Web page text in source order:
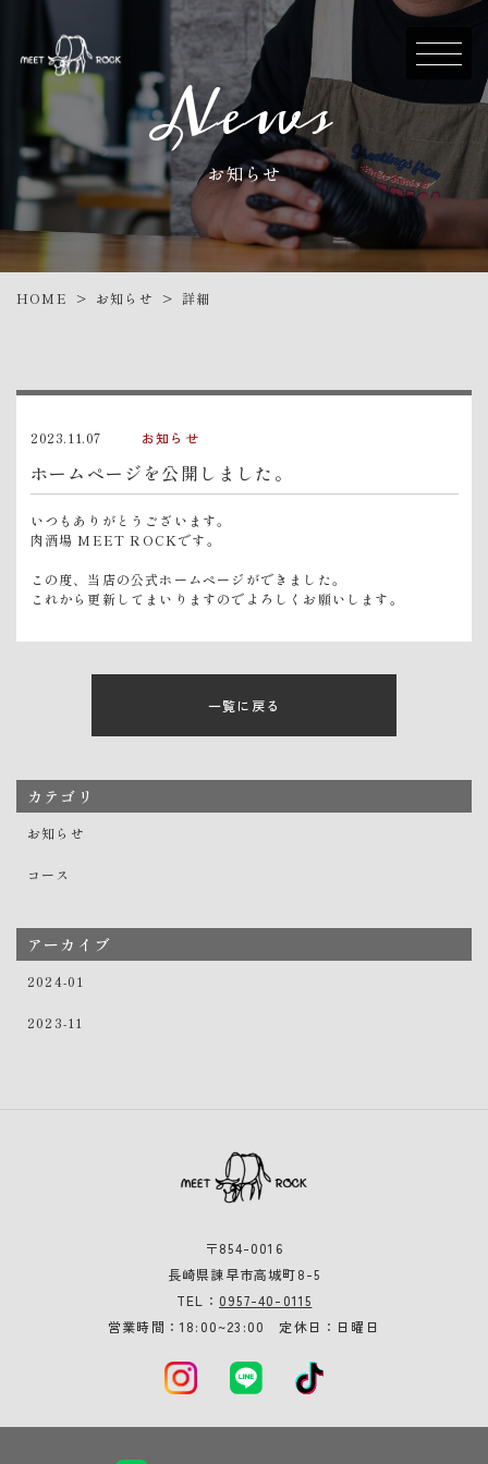
News
お知らせ
HOME > お知らせ > 詳細
2023.11.07 お知らせ
ホームページを公開しました。
いつもありがとうございます。
肉酒場 MEET ROCKです。
この度、当店の公式ホームページができました。
これから更新してまいりますのでよろしくお願いします。
一覧に戻る
カテゴリ
お知らせ
コース
アーカイブ
2024-01
2023-11
〒854-0016
長崎県諫早市高城町8-5
TEL： 0957-40-0115
営業時間：18:00~23:00 定休日：日曜日